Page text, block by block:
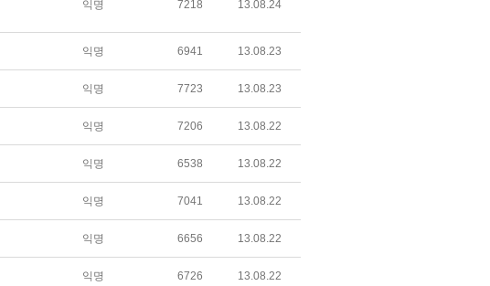
익명 7218 13.08.24
익명 6941 13.08.23
익명 7723 13.08.23
익명 7206 13.08.22
익명 6538 13.08.22
익명 7041 13.08.22
익명 6656 13.08.22
익명 6726 13.08.22